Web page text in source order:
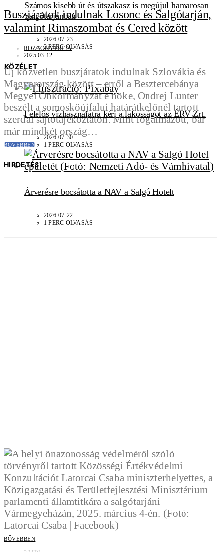
Számos kisebb út és útszakasz is megújul hamarosan
Salgótarjánban
2026-07-23
2 PERC OLVASÁS
KÖZÉLET
Felelős vízhasználatra kéri a lakosságot az ÉRV Zrt.
2026-07-30
1 PERC OLVASÁS
Árverésre bocsátotta a NAV a Salgó Hotelt
2026-07-22
1 PERC OLVASÁS
Buszjáratok indulnak Losonc és Salgótarján,
valamint Rimaszombat és Cered között
ROZGONYI RITA
2025-03-12
Új közvetlen buszjáratok indulnak Szlovákia és
Magyarország között – erről a Besztercebánya
Megyei Önkormányzat elnöke, Ondrej Lunter
beszélt a somoskőújfalui határátkelőnél tartott
szerdai sajtótájékoztatón. Mint fogalmazott, bár
már mindkét ország…
BŐVEBBEN
HIRDETÉS
BŐVEBBEN